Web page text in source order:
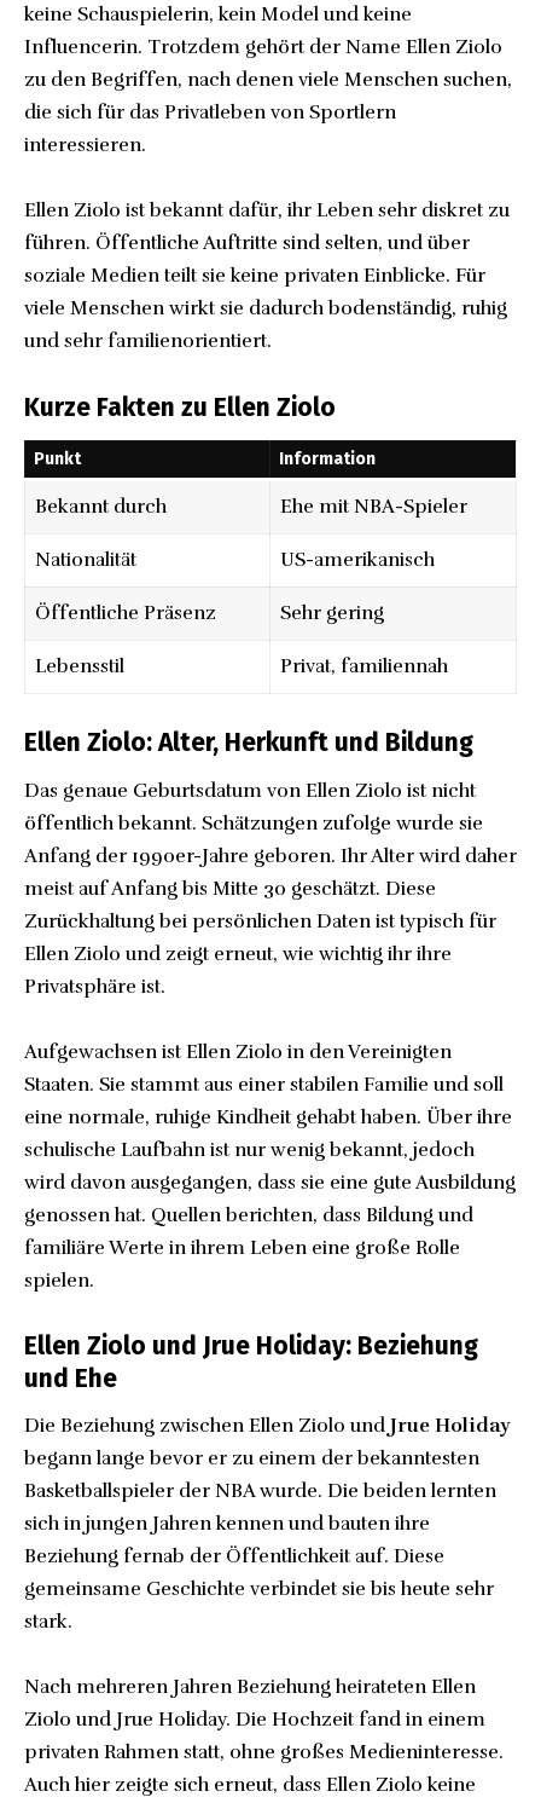
keine Schauspielerin, kein Model und keine
Influencerin. Trotzdem gehört der Name Ellen Ziolo
zu den Begriffen, nach denen viele Menschen suchen,
die sich für das Privatleben von Sportlern
interessieren.
Ellen Ziolo ist bekannt dafür, ihr Leben sehr diskret zu
führen. Öffentliche Auftritte sind selten, und über
soziale Medien teilt sie keine privaten Einblicke. Für
viele Menschen wirkt sie dadurch bodenständig, ruhig
und sehr familienorientiert.
Kurze Fakten zu Ellen Ziolo
Punkt Information
Bekannt durch Ehe mit NBA-Spieler
Nationalität US-amerikanisch
Öffentliche Präsenz Sehr gering
Lebensstil Privat, familiennah
Ellen Ziolo: Alter, Herkunft und Bildung
Das genaue Geburtsdatum von Ellen Ziolo ist nicht
öffentlich bekannt. Schätzungen zufolge wurde sie
Anfang der 1990er-Jahre geboren. Ihr Alter wird daher
meist auf Anfang bis Mitte 30 geschätzt. Diese
Zurückhaltung bei persönlichen Daten ist typisch für
Ellen Ziolo und zeigt erneut, wie wichtig ihr ihre
Privatsphäre ist.
Aufgewachsen ist Ellen Ziolo in den Vereinigten
Staaten. Sie stammt aus einer stabilen Familie und soll
eine normale, ruhige Kindheit gehabt haben. Über ihre
schulische Laufbahn ist nur wenig bekannt, jedoch
wird davon ausgegangen, dass sie eine gute Ausbildung
genossen hat. Quellen berichten, dass Bildung und
familiäre Werte in ihrem Leben eine große Rolle
spielen.
Ellen Ziolo und Jrue Holiday: Beziehung
und Ehe
Die Beziehung zwischen Ellen Ziolo und Jrue Holiday
begann lange bevor er zu einem der bekanntesten
Basketballspieler der NBA wurde. Die beiden lernten
sich in jungen Jahren kennen und bauten ihre
Beziehung fernab der Öffentlichkeit auf. Diese
gemeinsame Geschichte verbindet sie bis heute sehr
stark.
Nach mehreren Jahren Beziehung heirateten Ellen
Ziolo und Jrue Holiday. Die Hochzeit fand in einem
privaten Rahmen statt, ohne großes Medieninteresse.
Auch hier zeigte sich erneut, dass Ellen Ziolo keine